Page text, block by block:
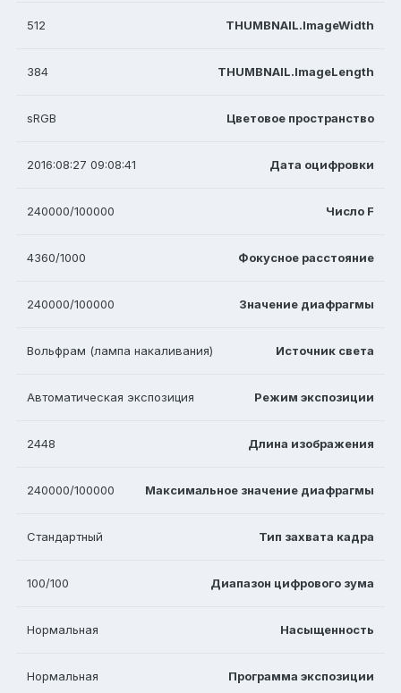
THUMBNAIL.ImageWidth
512
THUMBNAIL.ImageLength
384
Цветовое пространство
sRGB
Дата оцифровки
2016:08:27 09:08:41
Число F
240000/100000
Фокусное расстояние
4360/1000
Значение диафрагмы
240000/100000
Источник света
Вольфрам (лампа накаливания)
Режим экспозиции
Автоматическая экспозиция
Длина изображения
2448
Максимальное значение диафрагмы
240000/100000
Тип захвата кадра
Стандартный
Диапазон цифрового зума
100/100
Насыщенность
Нормальная
Программа экспозиции
Нормальная